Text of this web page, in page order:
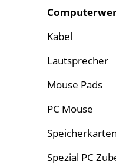
Kabel
Lautsprecher
Mouse Pads
PC Mouse
Spezial PC